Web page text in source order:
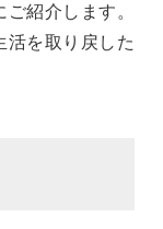
紹介します。
活を取り戻した